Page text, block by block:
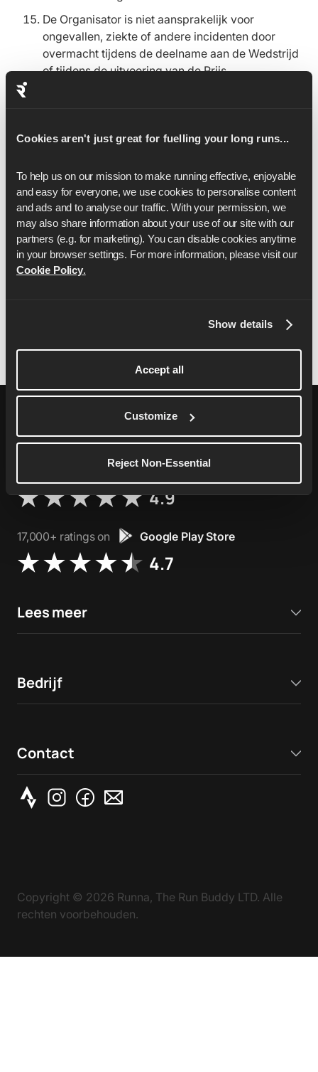
Cookies aren't just great for fuelling your long runs...
To help us on our mission to make running effective, enjoyable
and easy for everyone, we use cookies to personalise content
and ads and to analyse our traffic. With your permission, we
may also share information about your use of our site with our
partners (e.g. for marketing). You can disable cookies anytime
in your browser settings. For more information, please visit our
Cookie Policy.
Show details
Accept all
Customize
Reject Non-Essential
De Organisator is niet aansprakelijk voor
ongevallen, ziekte of andere incidenten door
overmacht tijdens de deelname aan de Wedstrijd
of tijdens de uitvoering van de Prijs.
Wedstrijd. Over de beslissingen van de Gastheer
Deze algemene voorwaarden worden uitsluitend
beheerst door en geïnterpreteerd in
overeenstemming met de wetten van Engeland
en de partijen stemmen ermee in zich te
onderwerpen aan de exclusieve jurisdictie van de
rechtbanken van Engeland, inclusief het streven
76,000+ ratings on Apple App Store
4.9
17,000+ ratings on Google Play Store
4.7
Lees meer
Bedrijf
Contact
Copyright © 2026 Runna, The Run Buddy LTD. Alle
rechten voorbehouden.